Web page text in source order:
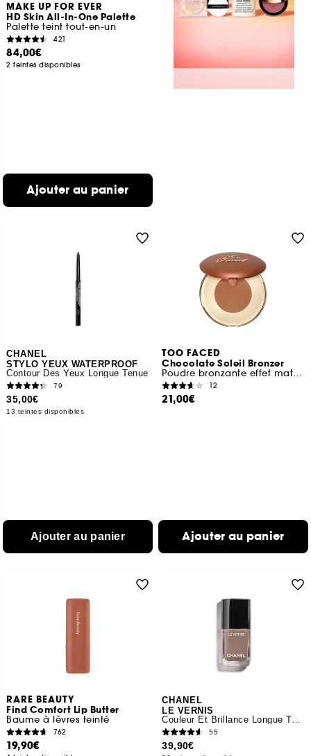
MAKE UP FOR EVER
HD Skin All-In-One Palette
Palette teint tout-en-un
421
84,00€
2 teintes disponibles
Ajouter au panier
CHANEL
STYLO YEUX WATERPROOF
Contour Des Yeux Longue Tenue
79
35,00€
13 teintes disponibles
Ajouter au panier
TOO FACED
Chocolate Soleil Bronzer
Poudre bronzante effet mat floutté format voyage
12
21,00€
Ajouter au panier
RARE BEAUTY
Find Comfort Lip Butter
Baume à lèvres teinté
762
19,90€
CHANEL
LE VERNIS
Couleur Et Brillance Longue Tenue
55
39,90€